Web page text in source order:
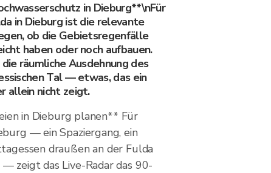
in Dieburg**\nFür
in Dieburg ist die relevante
ob die Gebietsregenfälle
haben oder noch aufbauen.
räumliche Ausdehnung des
Tal — etwas, das ein
allein nicht zeigt.
in Dieburg planen** Für
— ein Spaziergang, ein
draußen an der Fulda
zeigt das Live-Radar das 90-